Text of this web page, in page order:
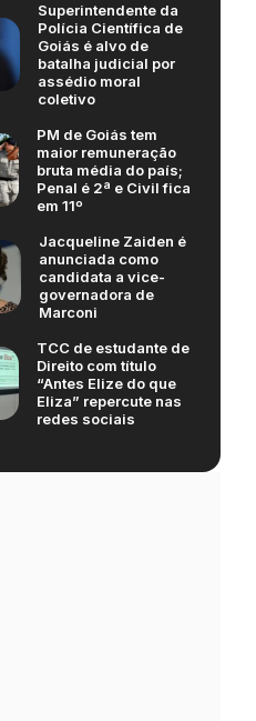
Superintendente da
Polícia Científica de
Goiás é alvo de
batalha judicial por
assédio moral
coletivo
PM de Goiás tem
maior remuneração
bruta média do país;
Penal é 2ª e Civil fica
em 11º
Jacqueline Zaiden é
anunciada como
candidata a vice-
governadora de
Marconi
TCC de estudante de
Direito com título
“Antes Elize do que
Eliza” repercute nas
redes sociais